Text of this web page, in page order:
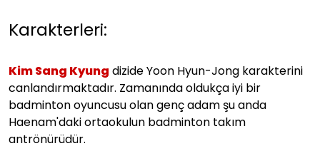
Karakterleri:
Kim Sang Kyung dizide Yoon Hyun-Jong karakterini
canlandırmaktadır. Zamanında oldukça iyi bir
badminton oyuncusu olan genç adam şu anda
Haenam'daki ortaokulun badminton takım
antrönürüdür.